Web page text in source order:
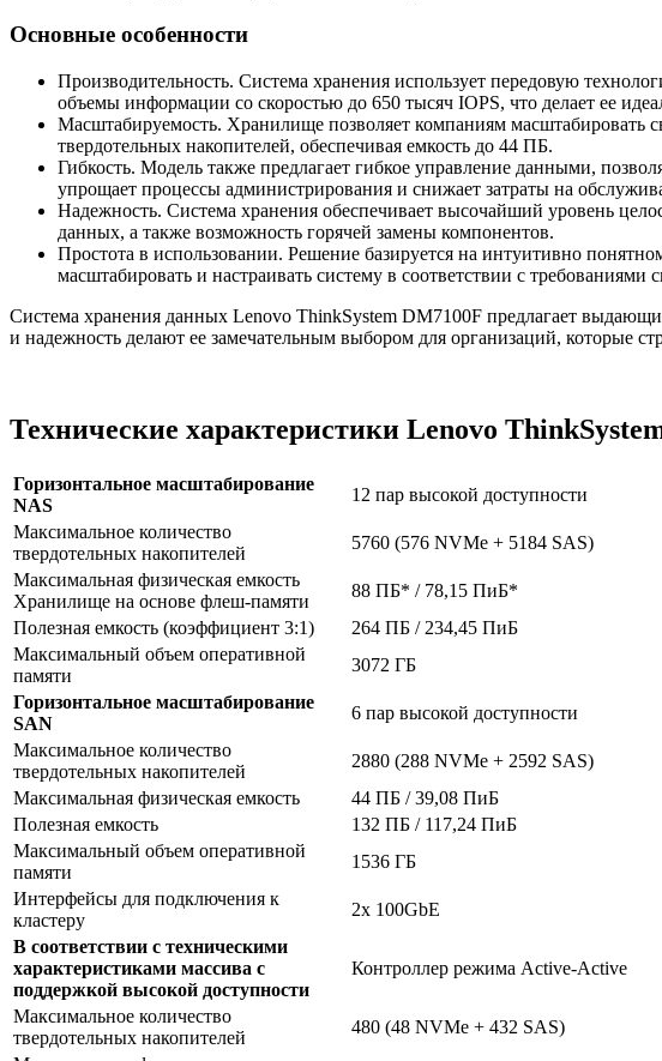
Основные особенности
Производительность. Система хранения использует передовую
объемы информации со скоростью до 650 тысяч IOPS, что делает ее
Масштабируемость. Хранилище позволяет компаниям масштабировать
твердотельных накопителей, обеспечивая емкость до 44 ПБ.
Гибкость. Модель также предлагает гибкое управление данными,
упрощает процессы администрирования и снижает затраты на
Надежность. Система хранения обеспечивает высочайший уровень
данных, а также возможность горячей замены компонентов.
Простота в использовании. Решение базируется на интуитивно
масштабировать и настраивать систему в соответствии с требованиями
Система хранения данных Lenovo ThinkSystem DM7100F предлагает
и надежность делают ее замечательным выбором для организаций, которые
Технические характеристики Lenovo
Горизонтальное масштабирование
NAS
12 пар высокой доступности
Максимальное количество
твердотельных накопителей
5760 (576 NVMe + 5184 SAS)
Максимальная физическая емкость
Хранилище на основе флеш-памяти
88 ПБ* / 78,15 ПиБ*
Полезная емкость (коэффициент 3:1)
264 ПБ / 234,45 ПиБ
Максимальный объем оперативной
памяти
3072 ГБ
Горизонтальное масштабирование
SAN
6 пар высокой доступности
Максимальное количество
твердотельных накопителей
2880 (288 NVMe + 2592 SAS)
Максимальная физическая емкость
44 ПБ / 39,08 ПиБ
Полезная емкость
132 ПБ / 117,24 ПиБ
Максимальный объем оперативной
памяти
1536 ГБ
Интерфейсы для подключения к
кластеру
2x 100GbE
В соответствии с техническими
характеристиками массива с
поддержкой высокой доступности
Контроллер режима Active-Active
Максимальное количество
твердотельных накопителей
480 (48 NVMe + 432 SAS)